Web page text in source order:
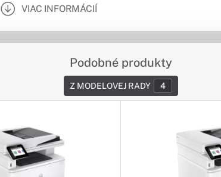
VIAC INFORMÁCIÍ
Podobné produkty
Z MODELOVEJ RADY 4